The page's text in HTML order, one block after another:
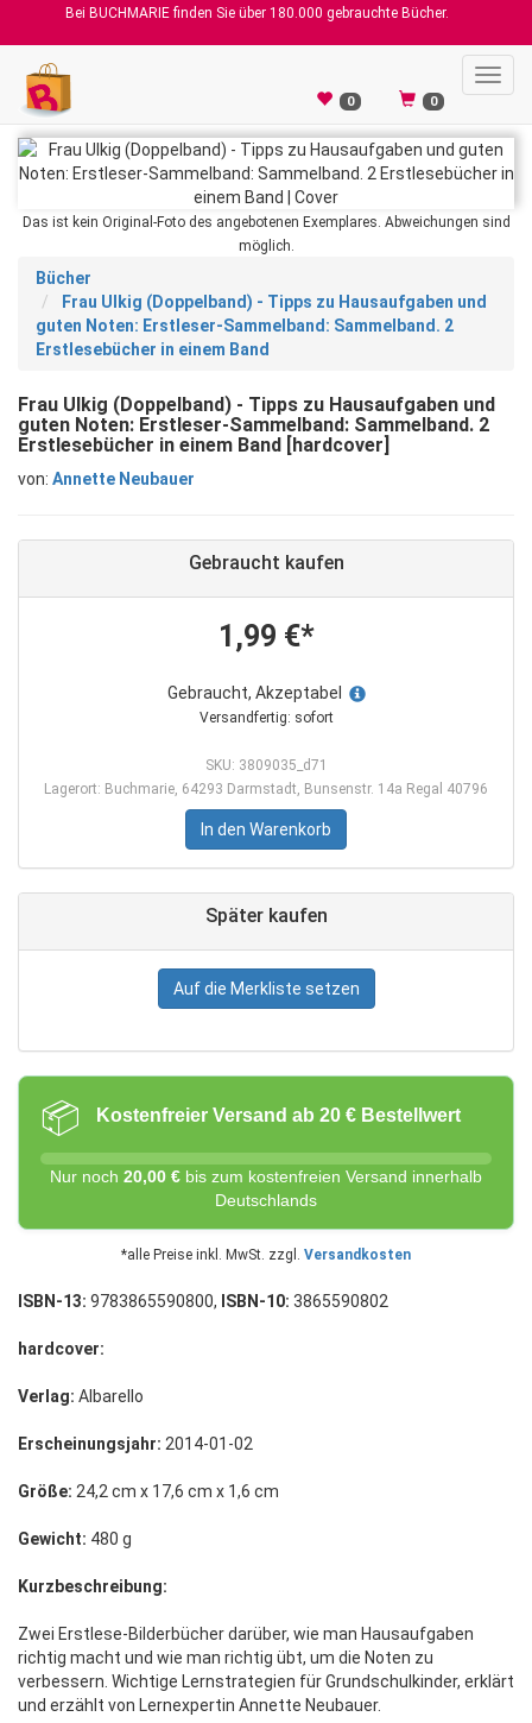
Bei BUCHMARIE finden Sie über 180.000 gebrauchte Bücher.
0 0
Das ist kein Original-Foto des angebotenen Exemplares. Abweichungen sind
möglich.
Bücher
Frau Ulkig (Doppelband) - Tipps zu Hausaufgaben und
guten Noten: Erstleser-Sammelband: Sammelband. 2
Erstlesebücher in einem Band
Frau Ulkig (Doppelband) - Tipps zu Hausaufgaben und
guten Noten: Erstleser-Sammelband: Sammelband. 2
Erstlesebücher in einem Band [hardcover]
von: Annette Neubauer
Gebraucht kaufen
1,99 €*
Gebraucht, Akzeptabel
Versandfertig: sofort
SKU: 3809035_d71
Lagerort: Buchmarie, 64293 Darmstadt, Bunsenstr. 14a Regal 40796
In den Warenkorb
Später kaufen
Auf die Merkliste setzen
📦 Kostenfreier Versand ab 20 € Bestellwert
Nur noch 20,00 € bis zum kostenfreien Versand innerhalb
Deutschlands
*alle Preise inkl. MwSt. zzgl. Versandkosten
ISBN-13: 9783865590800, ISBN-10: 3865590802
hardcover:
Verlag: Albarello
Erscheinungsjahr: 2014-01-02
Größe: 24,2 cm x 17,6 cm x 1,6 cm
Gewicht: 480 g
Kurzbeschreibung:
Zwei Erstlese-Bilderbücher darüber, wie man Hausaufgaben
richtig macht und wie man richtig übt, um die Noten zu
verbessern. Wichtige Lernstrategien für Grundschulkinder, erklärt
und erzählt von Lernexpertin Annette Neubauer.